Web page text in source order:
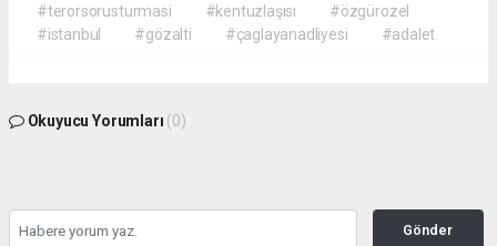
#terorsorusturmasi
#kentuzlaşısı
#özgürozel
#istanbul
#gözalti #çaglayanadliyesi #adalet
Okuyucu Yorumları (0)
Gönder